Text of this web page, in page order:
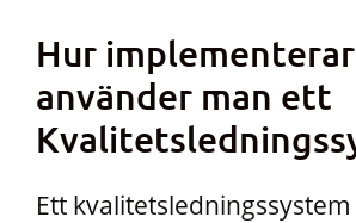
Hur
använder man ett
Ett